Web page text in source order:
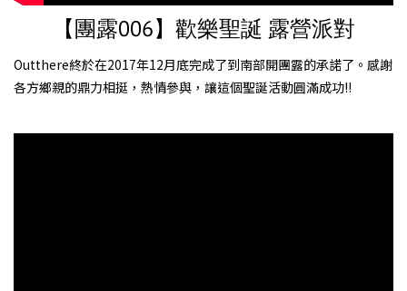
【團露006】歡樂聖誕 露營派對
Outthere終於在2017年12月底完成了到南部開團露的承諾了。感謝
各方鄉親的鼎力相挺，熱情參與，讓這個聖誕活動圓滿成功!!